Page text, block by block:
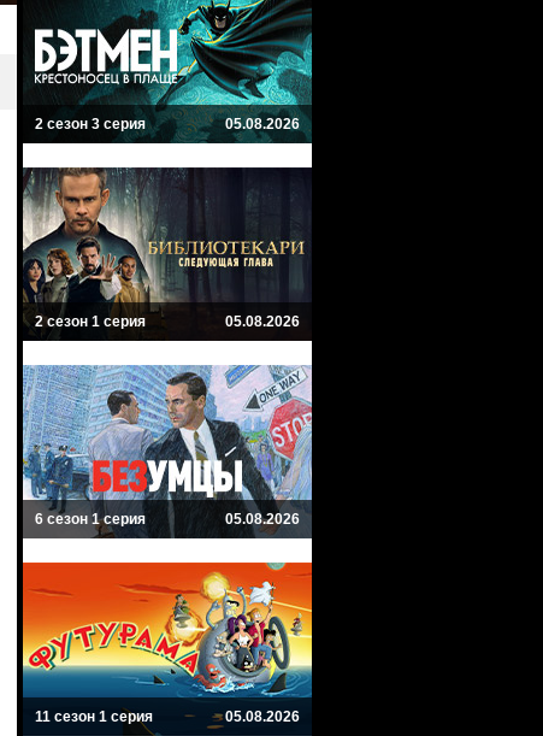
2 сезон 3 серия 05.08.2026
2 сезон 1 серия 05.08.2026
6 сезон 1 серия 05.08.2026
11 сезон 1 серия 05.08.2026